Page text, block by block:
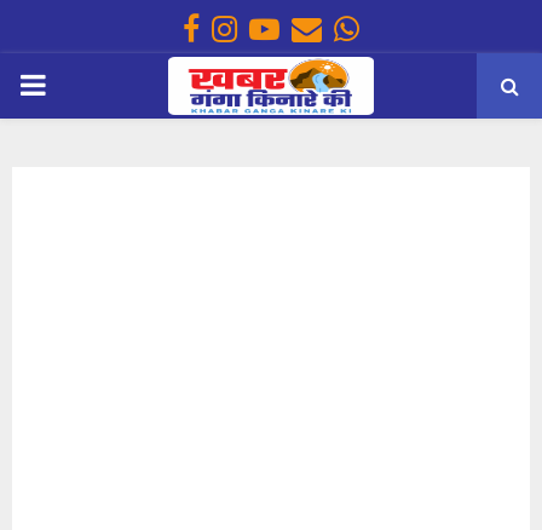
Facebook
Instagram
Youtube
EmailWhatsapp
PRIMARY